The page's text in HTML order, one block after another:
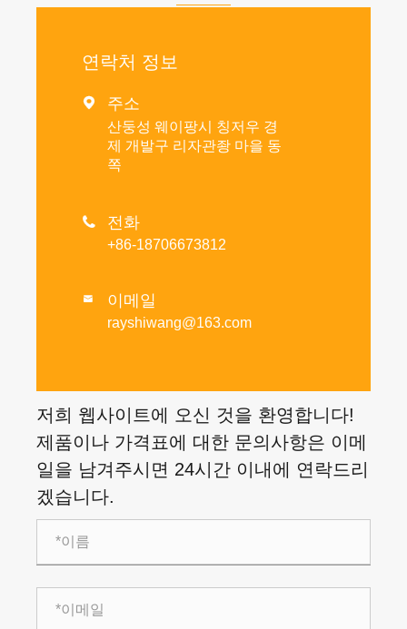
연락처 정보
 주소
산둥성 웨이팡시 칭저우 경
제 개발구 리자관좡 마을 동
쪽
 전화
+86-18706673812
 이메일
rayshiwang@163.com
저희 웹사이트에 오신 것을 환영합니다!
제품이나 가격표에 대한 문의사항은 이메
일을 남겨주시면 24시간 이내에 연락드리
겠습니다.